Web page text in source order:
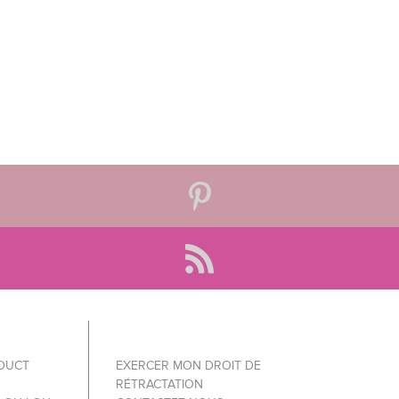
EXERCER MON DROIT DE
RÉTRACTATION